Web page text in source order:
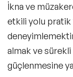
İkna ve
etkili yolu
almak ve
güçlenmesine